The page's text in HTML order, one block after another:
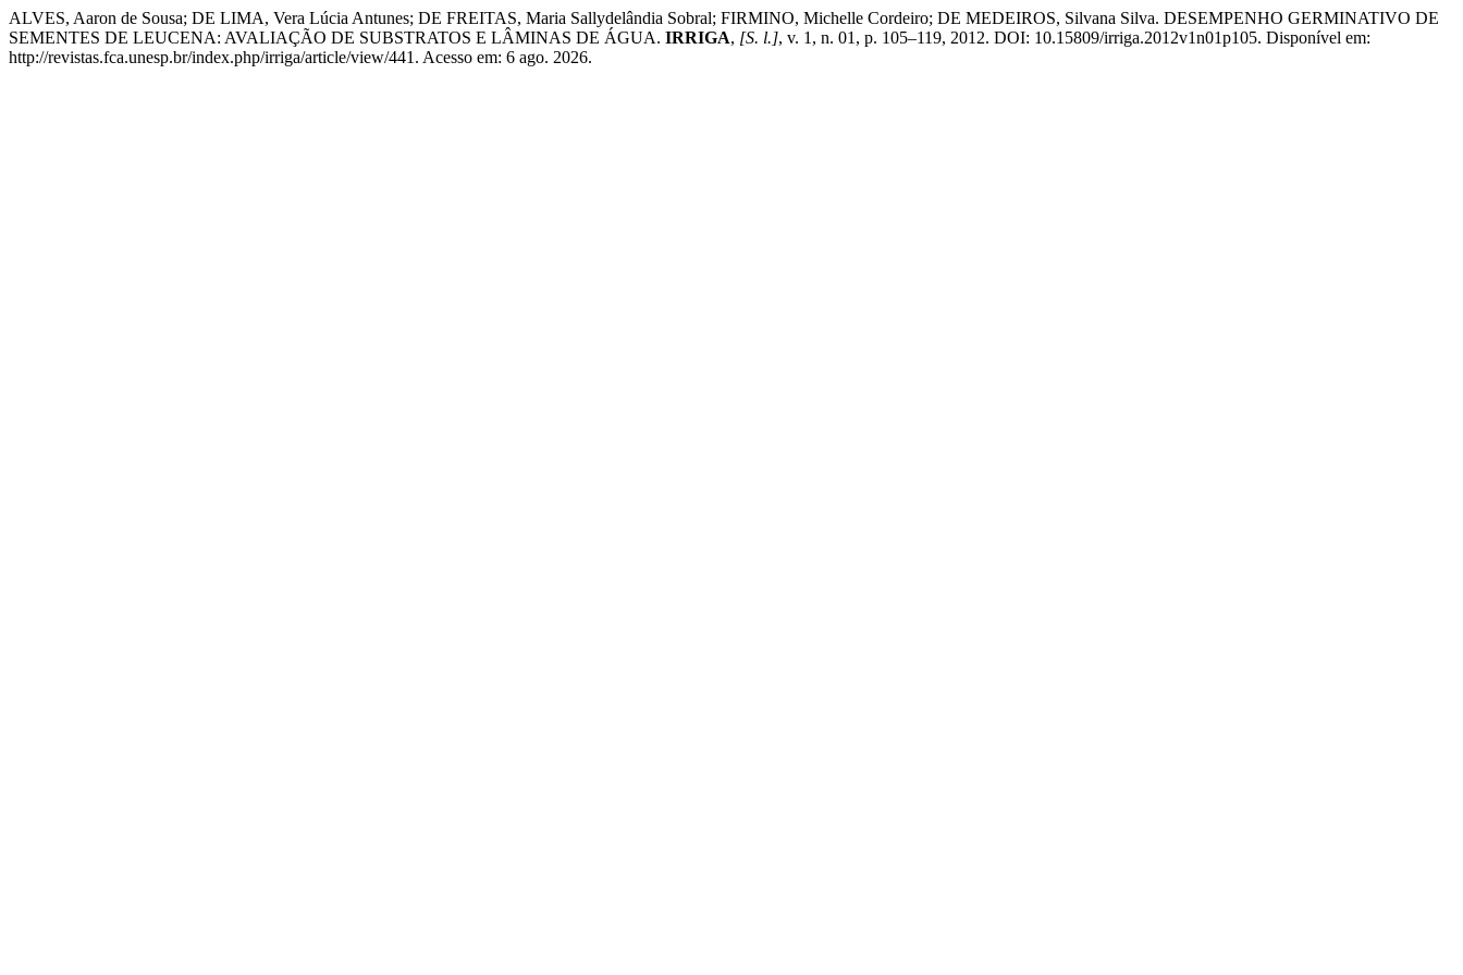
ALVES, Aaron de Sousa; DE LIMA, Vera Lúcia Antunes; DE FREITAS, Maria Sallydelândia Sobral; FIRMINO, Michelle Cordeiro; DE MEDEIROS, Silvana Silva. DESEMPENHO GERMINATIVO DE
SEMENTES DE LEUCENA: AVALIAÇÃO DE SUBSTRATOS E LÂMINAS DE ÁGUA. IRRIGA, [S. l.], v. 1, n. 01, p. 105–119, 2012. DOI: 10.15809/irriga.2012v1n01p105. Disponível em:
http://revistas.fca.unesp.br/index.php/irriga/article/view/441. Acesso em: 6 ago. 2026.